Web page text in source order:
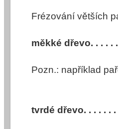
Frézování větších
měkké dřevo. . . .
Pozn.: například
tvrdé dřevo. . . . . .